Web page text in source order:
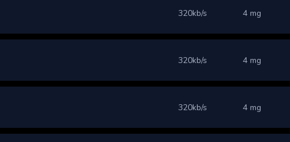
320kb/s 4 mg
320kb/s 4 mg
320kb/s 4 mg